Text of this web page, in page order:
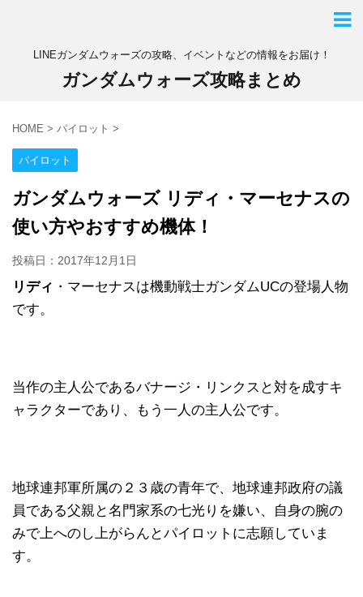
LINEガンダムウォーズの攻略、イベントなどの情報をお届け！
ガンダムウォーズ攻略まとめ
HOME > パイロット >
パイロット
ガンダムウォーズ リディ・マーセナスの
使い方やおすすめ機体！
投稿日： 2017年12月1日
リディ ・マーセナスは機動戦士ガンダムUCの登場人物
です。
当作の主人公であるバナージ・リンクスと対を成すキ
ャラクターであり、もう一人の主人公です。
地球連邦軍所属の２３歳の青年で、地球連邦政府の議
員である父親と名門家系の七光りを嫌い、自身の腕の
みで上へのし上がらんとパイロットに志願していま
す。